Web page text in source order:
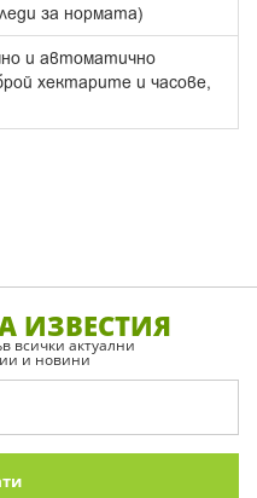
за нормата)
и автоматично
хектарите и часове,
ИЗВЕСТИЯ
всички актуални
и новини